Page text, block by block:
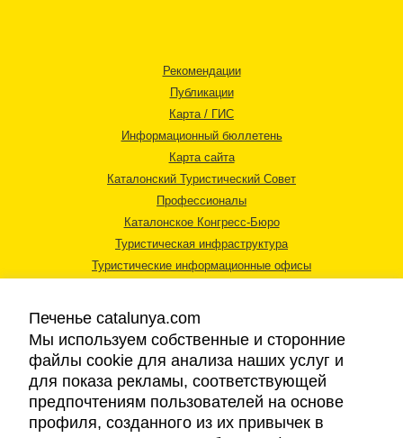
Рекомендации
Публикации
Карта / ГИС
Информационный бюллетень
Карта сайта
Каталонский Туристический Совет
Профессионалы
Каталонское Конгресс-Бюро
Туристическая инфраструктура
Туристические информационные офисы
Правовая информация
Печенье catalunya.com
Мы используем собственные и сторонние
файлы cookie для анализа наших услуг и
для показа рекламы, соответствующей
предпочтениям пользователей на основе
профиля, созданного из их привычек в